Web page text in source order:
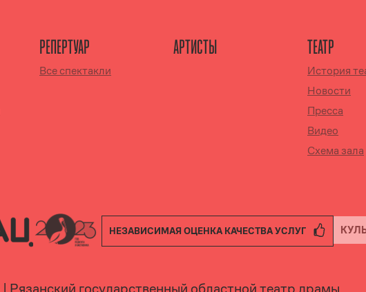
РЕПЕРТУАР
Все спектакли
АРТИСТЫ ТЕАТР
История
Новости
Пресса
Видео
Схема зала
НЕЗАВИСИМАЯ ОЦЕНКА КАЧЕСТВА УСЛУГ
Рязанский государственный областной театр драмы